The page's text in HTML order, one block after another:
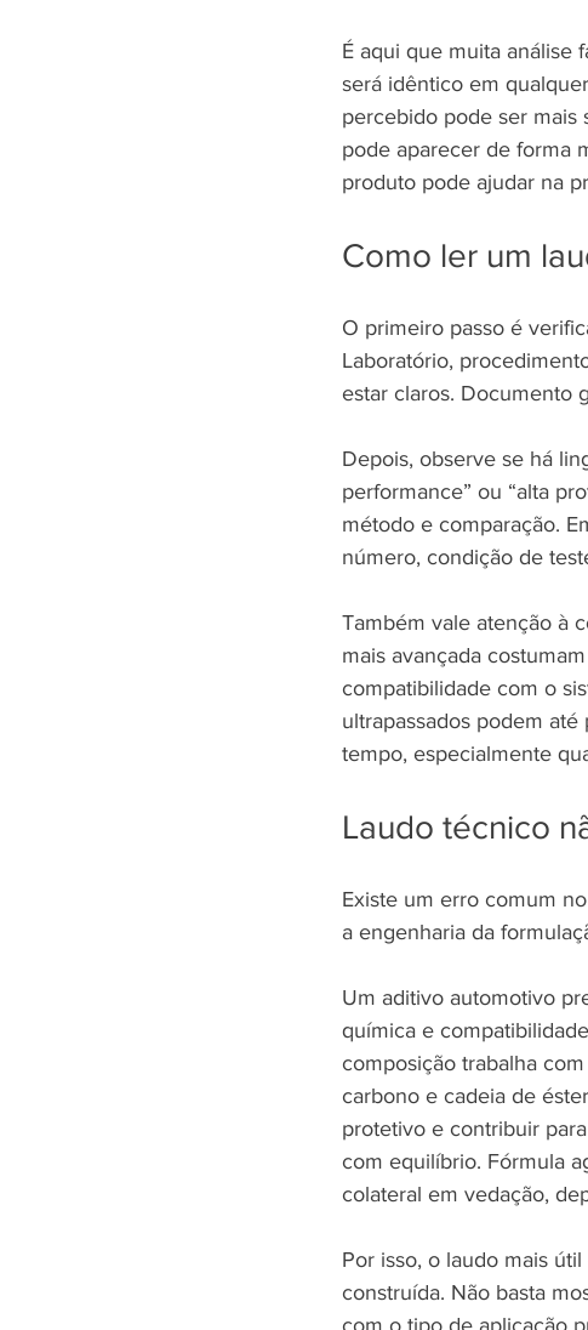
É aqui que muita análise
será idêntico em
percebido pode ser mais
pode aparecer de forma
produto pode ajudar na
Como ler um
O primeiro passo é
Laboratório,
estar claros. Documento
Depois, observe se há
performance” ou “alta
método e comparação.
número, condição de
Também vale atenção à
mais avançada
compatibilidade com o
ultrapassados podem
tempo, especialmente
Laudo técnico
Existe um erro comum
a engenharia da
Um aditivo automotivo
química e
composição trabalha
carbono e cadeia de
protetivo e contribuir
com equilíbrio. Fórmula
colateral em vedação,
Por isso, o laudo mais
construída. Não basta
com o tipo de aplicação